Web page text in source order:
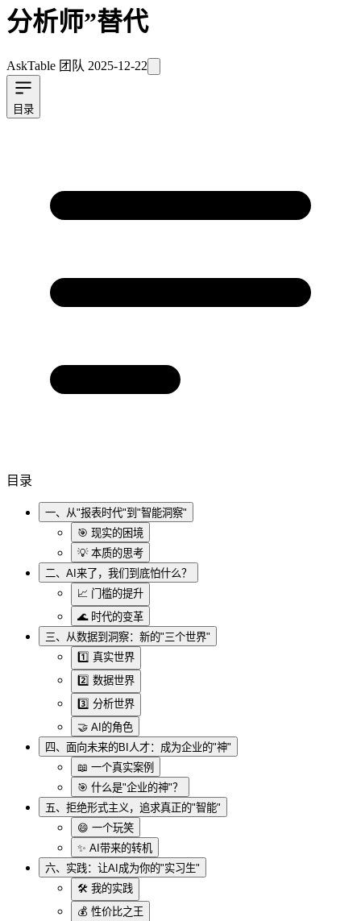
分析师”替代
AskTable 团队 2025-12-22
目录
目录
一、从"报表时代"到"智能洞察"
🎯 现实的困境
💡 本质的思考
二、AI来了，我们到底怕什么？
📈 门槛的提升
🌊 时代的变革
三、从数据到洞察：新的"三个世界"
1️⃣ 真实世界
2️⃣ 数据世界
3️⃣ 分析世界
🤝 AI的角色
四、面向未来的BI人才：成为企业的"神"
📖 一个真实案例
🎯 什么是"企业的神"？
五、拒绝形式主义，追求真正的"智能"
😄 一个玩笑
✨ AI带来的转机
六、实践：让AI成为你的"实习生"
🛠️ 我的实践
💰 性价比之王